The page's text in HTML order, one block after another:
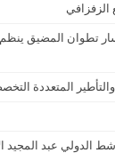
تطوان المضيق
المتعددة
الدولي عبد المجيد